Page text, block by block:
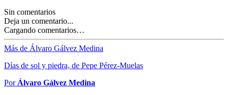
Sin comentarios
Deja un comentario...
Cargando comentarios…
Más de Álvaro Gálvez Medina
Días de sol y piedra, de Pepe Pérez-Muelas
Por Álvaro Gálvez Medina